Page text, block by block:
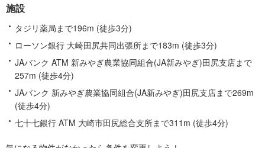
施設
タジリ薬局まで196m (徒歩3分)
ローソン銀行 大崎田尻共同出張所まで183m (徒歩3分)
JAバンク ATM 新みやぎ農業協同組合(JA新みやぎ)田尻支店まで
257m (徒歩4分)
JAバンク 新みやぎ農業協同組合(JA新みやぎ)田尻支店まで269m
(徒歩4分)
七十七銀行 ATM 大崎市田尻総合支所まで311m (徒歩4分)